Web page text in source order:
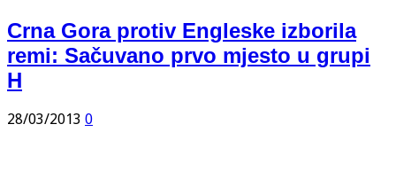
Crna Gora protiv Engleske izborila
remi: Sačuvano prvo mjesto u grupi
H
28/03/2013 0